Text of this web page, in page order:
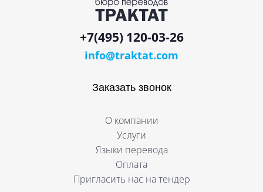
Заказать звонок
О компании
Услуги
Языки перевода
Оплата
Пригласить нас на тендер
+7(495) 120-03-26
info@traktat.com